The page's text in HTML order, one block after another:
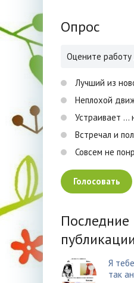
Опрос
Оцените
Лучший из
Неплохой
Устраивает ...
Встречал и
Совсем не
Голосовать
Последние
публикации
Я
так